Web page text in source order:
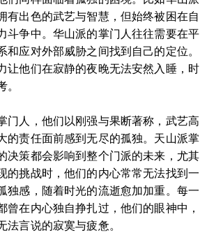
有出色的武艺与智慧，但始终被困在自
斗争中。华山派的掌门人往往需要在平
和应对外部威胁之间找到自己的定位。
让他们在寂静的夜晚无法安然入睡，时
。
门人，他们以刚强与果断著称，武艺高
的责任面前感到无尽的孤独。天山派掌
决策都会影响到整个门派的未来，尤其
的挑战时，他们的内心常常无法找到一
独感，随着时光的流逝愈加加重。每一
曾在内心独自挣扎过，他们的眼神中，
法言说的寂寞与疲惫。